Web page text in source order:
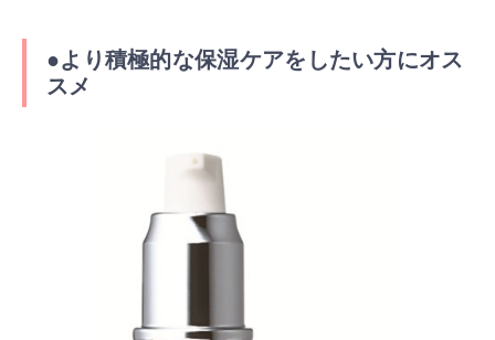
●より積極的な保湿ケアをしたい方にオス
スメ